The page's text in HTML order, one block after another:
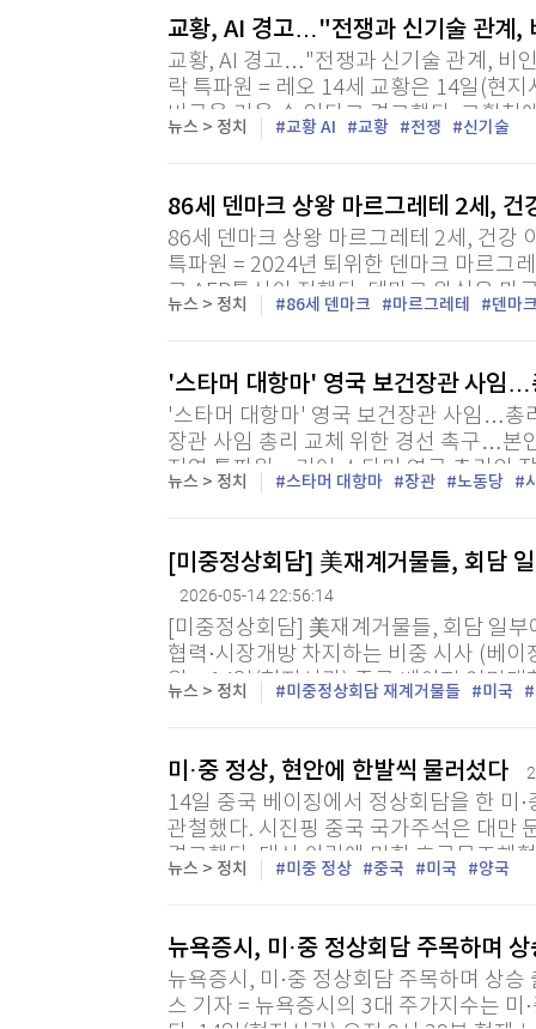
교황, AI 경고…"전쟁과 신기술 관계,
교황, AI 경고…"전쟁과 신기술 관계, 비
락 특파원 = 레오 14세 교황은 14일(현
비극을 키울 수 있다고 경고했다. 교황청
엔차 대학을 방문해 학생들에게 한 연설
뉴스 > 정치 교황 AI 교황 전쟁 신기술
86세 덴마크 상왕 마르그레테 2세, 건
86세 덴마크 상왕 마르그레테 2세, 건강
특파원 = 2024년 퇴위한 덴마크 마르그
고 AFP통신이 전했다. 덴마크 왕실은 마
(현지시간) 오후 코펜하겐의 병원에 입
뉴스 > 정치 86세 덴마크 마르그레테 덴마
'스타머 대항마' 영국 보건장관 사임
'스타머 대항마' 영국 보건장관 사임…총
장관 사임 총리 교체 위한 경선 촉구…본
지연 특파원 = 키어 스타머 영국 총리의
건 장관이 14일(현지시간) 사임했다. 집
뉴스 > 정치 스타머 대항마 장관 노동당
[미중정상회담] 美재계거물들, 회담
2026-05-14 22:56:14
[미중정상회담] 美재계거물들, 회담 일
협력·시장개방 차지하는 비중 시사 (베
원 = 14일(현지시간) 중국 베이징 인민
널드 트럼프 미국 대통령의 방중단에 포
뉴스 > 정치 미중정상회담 재계거물들 미국
미·중 정상, 현안에 한발씩 물러섰다
14일 중국 베이징에서 정상회담을 한 미
관철했다. 시진핑 중국 국가주석은 대만
경고했다. 대신 이란에 막힌 호르무즈해
뉴스 > 정치 미중 정상 중국 미국 양국
뉴욕증시, 미·중 정상회담 주목하며
뉴욕증시, 미·중 정상회담 주목하며 상
스 기자 = 뉴욕증시의 3대 주가지수는